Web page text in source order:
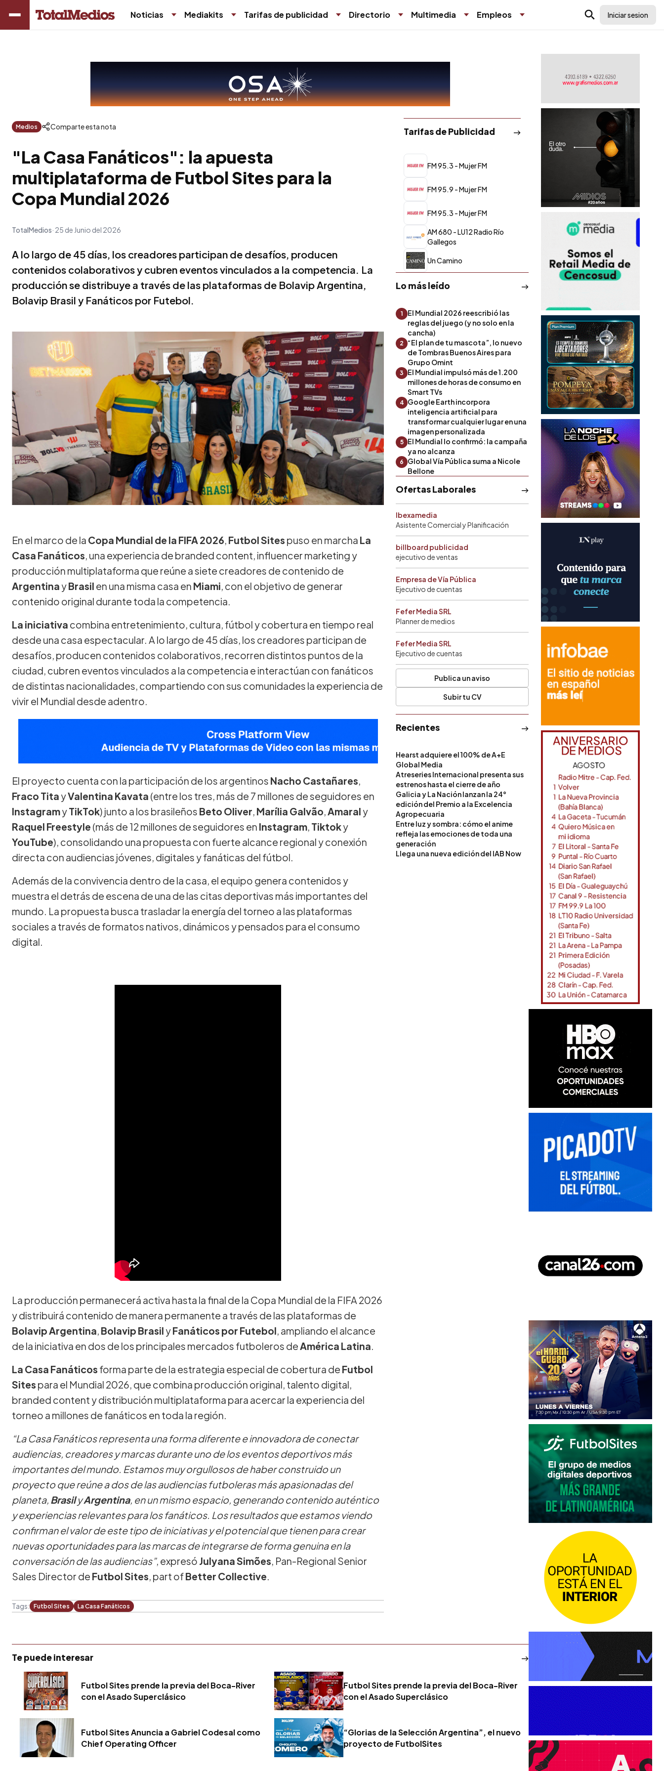
Noticias Mediakits Tarifas de publicidad Directorio Multimedia Empleos Iniciar sesion
Medios Comparte esta nota
"La Casa Fanáticos": la apuesta
multiplataforma de Futbol Sites para la
Copa Mundial 2026
TotalMedios 25 de Junio del 2026
A lo largo de 45 días, los creadores participan de desafíos, producen
contenidos colaborativos y cubren eventos vinculados a la competencia. La
producción se distribuye a través de las plataformas de Bolavip Argentina,
Bolavip Brasil y Fanáticos por Futebol.
En el marco de la Copa Mundial de la FIFA 2026, Futbol Sites puso en marcha La
Casa Fanáticos, una experiencia de branded content, influencer marketing y
producción multiplataforma que reúne a siete creadores de contenido de
Argentina yBrasil en una misma casa en Miami, con el objetivo de generar
contenido original durante toda la competencia.
La iniciativa combina entretenimiento, cultura, fútbol y cobertura en tiempo real
desde una casa espectacular. A lo largo de 45 días, los creadores participan de
desafíos, producen contenidos colaborativos, recorren distintos puntos de la
ciudad, cubren eventos vinculados a la competencia e interactúan con fanáticos
de distintas nacionalidades, compartiendo con sus comunidades la experiencia de
vivir el Mundial desde adentro.
El proyecto cuenta con la participación de los argentinos Nacho Castañares,
Fraco Tita yValentina Kavata (entre los tres, más de 7 millones de seguidores en
InstagramyTikTok) junto a los brasileños Beto Oliver, Marília Galvão, Amaral y
Raquel Freestyle (más de 12 millones de seguidores en Instagram, Tiktoky
YouTube), consolidando una propuesta con fuerte alcance regional y conexión
directa con audiencias jóvenes, digitales y fanáticas del fútbol.
Además de la convivencia dentro de la casa, el equipo genera contenidos y
muestra el detrás de escena de una de las citas deportivas más importantes del
mundo. La propuesta busca trasladar la energía del torneo a las plataformas
sociales a través de formatos nativos, dinámicos y pensados para el consumo
digital.
La producción permanecerá activa hasta la final de la Copa Mundial de la FIFA 2026
y distribuirá contenido de manera permanente a través de las plataformas de
Bolavip Argentina, Bolavip Brasil yFanáticos por Futebol, ampliando el alcance
de la iniciativa en dos de los principales mercados futboleros de América Latina.
La Casa Fanáticos forma parte de la estrategia especial de cobertura de Futbol
Sites para el Mundial 2026, que combina producción original, talento digital,
branded content y distribución multiplataforma para acercar la experiencia del
torneo a millones de fanáticos en toda la región.
“La Casa Fanáticos representa una forma diferente e innovadora de conectar
audiencias, creadores y marcas durante uno de los eventos deportivos más
importantes del mundo. Estamos muy orgullosos de haber construido un
proyecto que reúne a dos de las audiencias futboleras más apasionadas del
planeta, BrasilyArgentina, en un mismo espacio, generando contenido auténtico
y experiencias relevantes para los fanáticos. Los resultados que estamos viendo
confirman el valor de este tipo de iniciativas y el potencial que tienen para crear
nuevas oportunidades para las marcas de integrarse de forma genuina en la
conversación de las audiencias”, expresó Julyana Simões, Pan-Regional Senior
Sales Director de Futbol Sites, part ofBetter Collective.
Tags: Futbol Sites La Casa Fanáticos
Tarifas de Publicidad
FM 95.3 - Mujer FM
FM 95.9 - Mujer FM
FM 95.3 - Mujer FM
AM 680 - LU12 Radio Río
Gallegos
Un Camino
Lo más leído
1
El Mundial 2026 reescribió las
reglas del juego (y no solo en la
cancha)
2
“El plan de tu mascota”, lo nuevo
de Tombras Buenos Aires para
Grupo Omint
3
El Mundial impulsó más de 1.200
millones de horas de consumo en
Smart TVs
4 Google Earth incorpora
inteligencia artificial para
transformar cualquier lugar en una
imagen personalizada
5
El Mundial lo confirmó: la campaña
ya no alcanza
6
Global Vía Pública suma a Nicole
Bellone
Ofertas Laborales
Ibexamedia
Asistente Comercial y Planificación
billboard publicidad
ejecutivo de ventas
Empresa de Vía Pública
Ejecutivo de cuentas
Fefer Media SRL
Planner de medios
Fefer Media SRL
Ejecutivo de cuentas
Publica un aviso
Subir tu CV
Recientes
Hearst adquiere el 100% de A+E
Global Media
Atreseries Internacional presenta sus
estrenos hasta el cierre de año
Galicia y La Nación lanzan la 24°
edición del Premio a la Excelencia
Agropecuaria
Entre luz y sombra: cómo el anime
refleja las emociones de toda una
generación
Llega una nueva edición del IAB Now
Te puede interesar
Futbol Sites prende la previa del Boca-River
con el Asado Superclásico
Futbol Sites prende la previa del Boca-River
con el Asado Superclásico
Futbol Sites Anuncia a Gabriel Codesal como
Chief Operating Officer
“Glorias de la Selección Argentina”, el nuevo
proyecto de FutbolSites